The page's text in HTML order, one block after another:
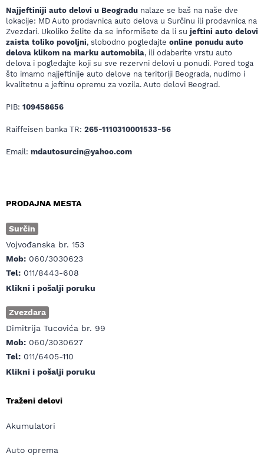
Najjeftiniji auto delovi u Beogradu nalaze se baš na naše dve
lokacije: MD Auto prodavnica auto delova u Surčinu ili prodavnica na
Zvezdari. Ukoliko želite da se informišete da li su jeftini auto delovi
zaista toliko povoljni, slobodno pogledajte online ponudu auto
delova klikom na marku automobila, ili odaberite vrstu auto
delova i pogledajte koji su sve rezervni delovi u ponudi. Pored toga
što imamo najjeftinije auto delove na teritoriji Beograda, nudimo i
kvalitetnu a jeftinu opremu za vozila. Auto delovi Beograd.
PIB: 109458656
Raiffeisen banka TR: 265-1110310001533-56
Email: mdautosurcin@yahoo.com
PRODAJNA MESTA
Surčin
Vojvođanska br. 153
Mob: 060/3030623
Tel: 011/8443-608
Klikni i pošalji poruku
Zvezdara
Dimitrija Tucovića br. 99
Mob: 060/3030627
Tel: 011/6405-110
Klikni i pošalji poruku
Traženi delovi
Akumulatori
Auto oprema